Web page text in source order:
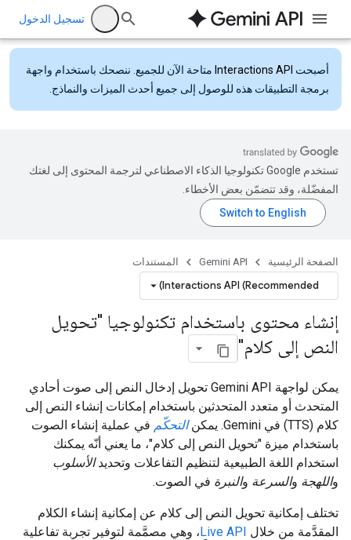
تسجيل الدخول
أصبحت Interactions API متاحة الآن للجميع. ننصحك باستخدام واجهة
برمجة التطبيقات هذه للوصول إلى جميع أحدث الميزات والنماذج.
تستخدم Google تكنولوجيا الذكاء الاصطناعي لترجمة المحتوى إلى لغتك
المفضّلة، وقد تتضمّن بعض الأخطاء.
الصفحة الرئيسية Gemini API المستندات
Interactions API (Recommended)
إنشاء محتوى باستخدام تكنولوجيا "تحويل
النص إلى كلام"
يمكن لواجهة Gemini API تحويل إدخال النص إلى صوت أحادي
المتحدث أو متعدد المتحدثين باستخدام إمكانات إنشاء النص إلى
كلام (TTS) في Gemini. يمكن
التحكّم في عملية إنشاء الصوت
باستخدام ميزة "تحويل النص إلى كلام"، ما يعني أنّه يمكنك
استخدام اللغة الطبيعية لتنظيم التفاعلات وتحديدالأسلوب
واللهجة والسرعة والنبرة في الصوت.
تختلف إمكانية تحويل النص إلى كلام عن إمكانية إنشاء الكلام
المقدَّمة من خلال Live API، وهي مصمَّمة لتوفير تجربة تفاعلية